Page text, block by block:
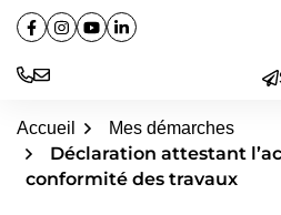
Aller
au
contenu
Facebook
(ouverture dans un nouvel onglet)
Instagram
(ouverture dans un nouvel
YouTube
(ouverture dans un nouvel
Linkedin
(ouverture dans un
Accueil Mes démarches
Déclaration attestant
conformité des travaux